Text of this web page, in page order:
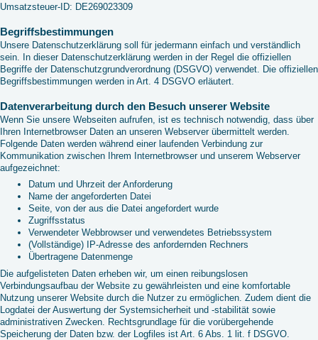
Umsatzsteuer-ID: DE269023309
Begriffsbestimmungen
Unsere Datenschutzerklärung soll für jedermann einfach und verständlich
sein. In dieser Datenschutzerklärung werden in der Regel die offiziellen
Begriffe der Datenschutzgrundverordnung (DSGVO) verwendet. Die offiziellen
Begriffsbestimmungen werden in Art. 4 DSGVO erläutert.
Datenverarbeitung durch den Besuch unserer Website
Wenn Sie unsere Webseiten aufrufen, ist es technisch notwendig, dass über
Ihren Internetbrowser Daten an unseren Webserver übermittelt werden.
Folgende Daten werden während einer laufenden Verbindung zur
Kommunikation zwischen Ihrem Internetbrowser und unserem Webserver
aufgezeichnet:
Datum und Uhrzeit der Anforderung
Name der angeforderten Datei
Seite, von der aus die Datei angefordert wurde
Zugriffsstatus
Verwendeter Webbrowser und verwendetes Betriebssystem
(Vollständige) IP-Adresse des anfordernden Rechners
Übertragene Datenmenge
Die aufgelisteten Daten erheben wir, um einen reibungslosen
Verbindungsaufbau der Website zu gewährleisten und eine komfortable
Nutzung unserer Website durch die Nutzer zu ermöglichen. Zudem dient die
Logdatei der Auswertung der Systemsicherheit und -stabilität sowie
administrativen Zwecken. Rechtsgrundlage für die vorübergehende
Speicherung der Daten bzw. der Logfiles ist Art. 6 Abs. 1 lit. f DSGVO.